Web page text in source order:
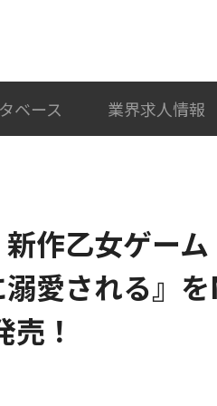
ベース 業界求人情報
作乙女ゲー
溺愛される』
！